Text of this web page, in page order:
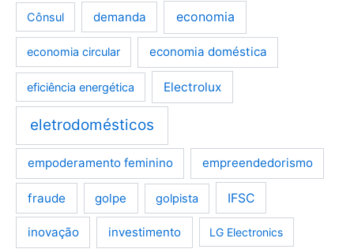
Cônsul demanda economia
economia circular economia doméstica
eficiência energética Electrolux
eletrodomésticos
empoderamento feminino empreendedorismo
fraude golpe golpista IFSC
inovação investimento LG Electronics